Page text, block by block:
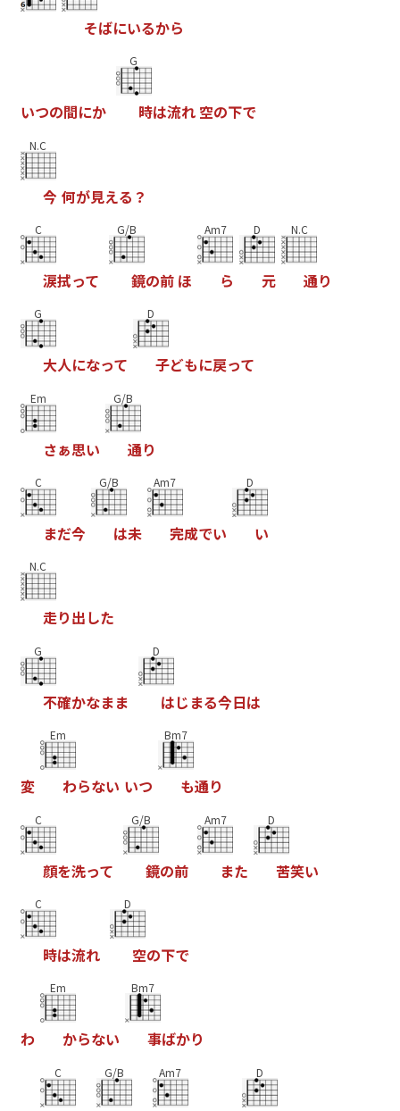
そばにいるから
いつの間にか
G
時は流れ 空の下で
N.C
今 何が見える ？
C
涙拭って
G/B
鏡の前 ほ
Am7
ら
D
元
N.C
通り
G
大人になって
D
子どもに戻って
Em
さぁ思い
G/B
通り
C
まだ今
G/B
は未
Am7
完成でい
D
い
N.C
走り出した
G
不確かなまま
D
はじ まる今日は
変
Em
わらない いつ
Bm7
も通り
C
顔を洗って
G/B
鏡の前
Am7
また
D
苦笑い
C
時は流れ
D
空の下で
わ
Em
からない
Bm7
事ばかり
C G/B Am7 D